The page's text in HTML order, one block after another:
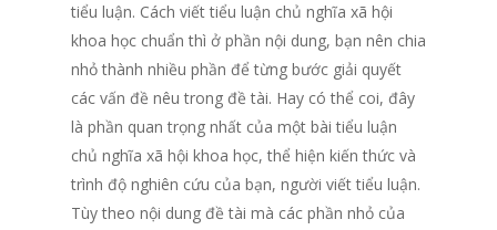
tiểu luận. Cách viết tiểu luận chủ nghĩa xã hội
khoa học chuẩn thì ở phần nội dung, bạn nên chia
nhỏ thành nhiều phần để từng bước giải quyết
các vấn đề nêu trong đề tài. Hay có thể coi, đây
là phần quan trọng nhất của một bài tiểu luận
chủ nghĩa xã hội khoa học, thể hiện kiến thức và
trình độ nghiên cứu của bạn, người viết tiểu luận.
Tùy theo nội dung đề tài mà các phần nhỏ của